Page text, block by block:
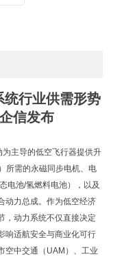
统行业供需形势
信发布
主导的低空飞行器提供升
所需的永磁同步电机、电
电池/氢燃料电池），以及
动力总成。作为低空经济
，动力系统不仅直接决定
响适航安全与商业化可行
空中交通（UAM）、工业